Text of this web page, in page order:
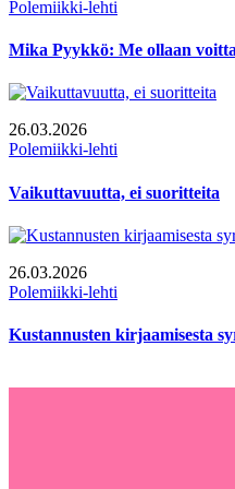
Polemiikki-lehti
Mika Pyykkö: Me ollaan
26.03.2026
Polemiikki-lehti
Vaikuttavuutta, ei suoritteita
26.03.2026
Polemiikki-lehti
Kustannusten kirjaamisesta